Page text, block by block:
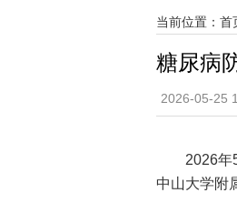
当前位置： 首
糖尿病
2026-05-25
2026年
中山大学附